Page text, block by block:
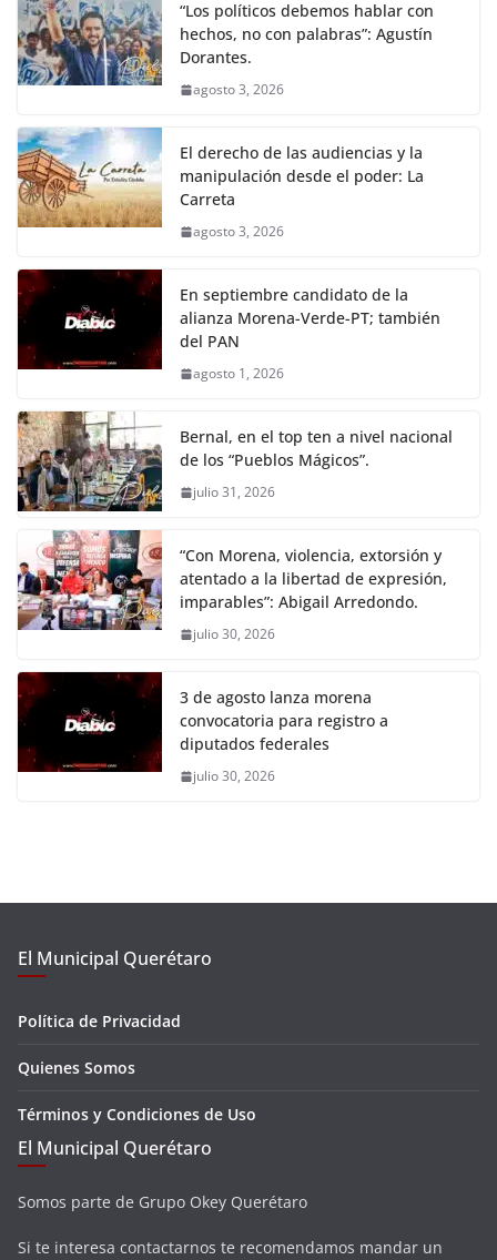
“Los políticos debemos hablar con
hechos, no con palabras”: Agustín
Dorantes.
agosto 3, 2026
El derecho de las audiencias y la
manipulación desde el poder: La
Carreta
agosto 3, 2026
En septiembre candidato de la
alianza Morena-Verde-PT; también
del PAN
agosto 1, 2026
Bernal, en el top ten a nivel nacional
de los “Pueblos Mágicos”.
julio 31, 2026
“Con Morena, violencia, extorsión y
atentado a la libertad de expresión,
imparables”: Abigail Arredondo.
julio 30, 2026
3 de agosto lanza morena
convocatoria para registro a
diputados federales
julio 30, 2026
El Municipal Querétaro
Política de Privacidad
Quienes Somos
Términos y Condiciones de Uso
El Municipal Querétaro
Somos parte de Grupo Okey Querétaro
Si te interesa contactarnos te recomendamos mandar un